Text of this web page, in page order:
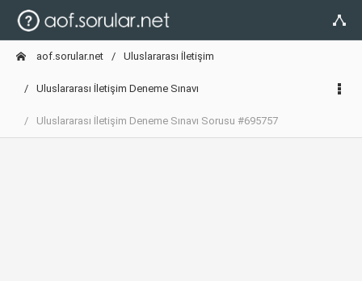
aof.sorular.net Uluslararası İletişim
Uluslararası İletişim Deneme Sınavı
Uluslararası İletişim Deneme Sınavı Sorusu #695757